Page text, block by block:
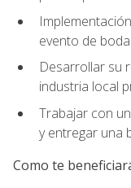
evento de boda.
Desarrollar su
industria local
Trabajar con
y entregar una
Como te